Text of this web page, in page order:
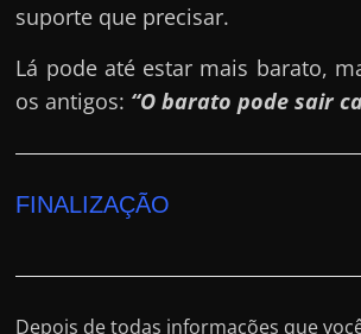
suporte que precisar.
Lá pode até estar mais barato,
os antigos: “O barato pode sair
FINALIZAÇÃO
Depois de todas informações que